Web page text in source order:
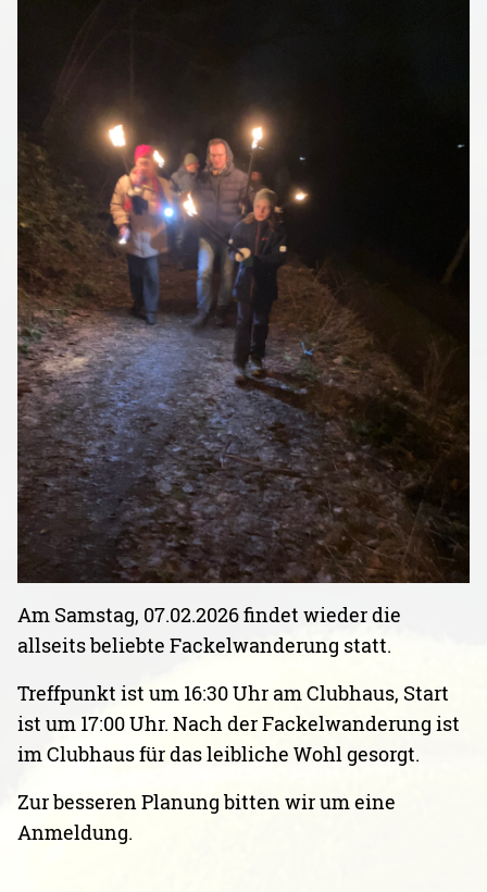
Am Samstag, 07.02.2026 findet wieder die
allseits beliebte Fackelwanderung statt.
Treffpunkt ist um 16:30 Uhr am Clubhaus, Start
ist um 17:00 Uhr. Nach der Fackelwanderung ist
im Clubhaus für das leibliche Wohl gesorgt.
Zur besseren Planung bitten wir um eine
Anmeldung.